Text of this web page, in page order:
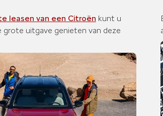
leasen van een Citroën kunt u
grote uitgave genieten van deze